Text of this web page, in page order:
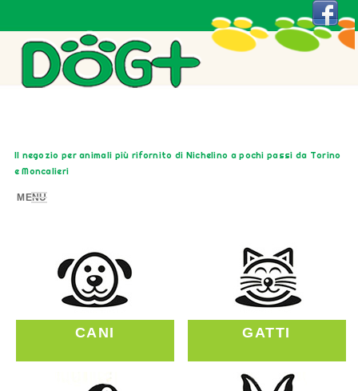
Il negozio per animali più rifornito di Nichelino a pochi passi da Torino
e Moncalieri
MENU
CANI GATTI